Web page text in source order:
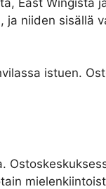
ja niiden sisällä
istuen.